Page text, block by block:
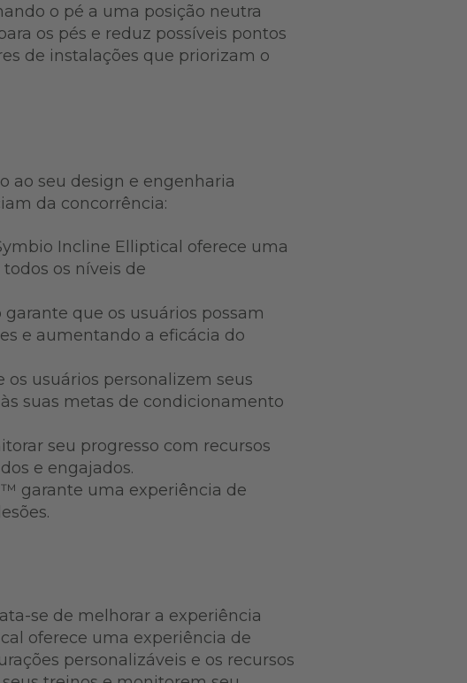
o pé a uma posição neutra
os pés e reduz possíveis pontos
de instalações que priorizam o
ao seu design e engenharia
da concorrência:
Incline Elliptical oferece uma
os níveis de
que os usuários possam
e aumentando a eficácia do
usuários personalizem seus
suas metas de condicionamento
seu progresso com recursos
e engajados.
garante uma experiência de
se de melhorar a experiência
oferece uma experiência de
personalizáveis e os recursos